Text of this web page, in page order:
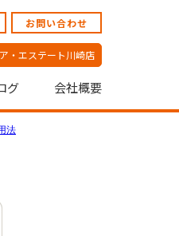
お問い合わせ
・エステート川崎店
グ 会社概要
法